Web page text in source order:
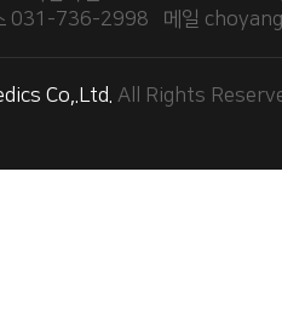
031-736-2998 메일
Co,.Ltd. All Rights